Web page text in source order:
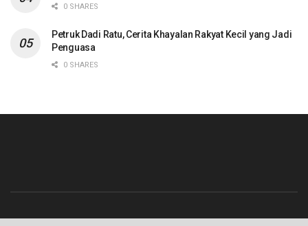
0 SHARES
Petruk Dadi Ratu, Cerita Khayalan Rakyat Kecil yang Jadi
Penguasa
0 SHARES